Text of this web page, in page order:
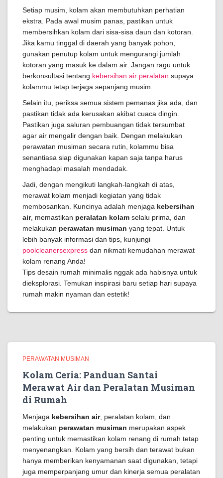
Setiap musim, kolam akan membutuhkan perhatian
ekstra. Pada awal musim panas, pastikan untuk
membersihkan kolam dari sisa-sisa daun dan kotoran.
Jika kamu tinggal di daerah yang banyak pohon,
gunakan penutup kolam untuk mengurangi jumlah
kotoran yang masuk ke dalam air. Jangan ragu untuk
berkonsultasi tentang kebersihan air peralatan supaya
kolammu tetap terjaga sepanjang musim.
Selain itu, periksa semua sistem pemanas jika ada, dan
pastikan tidak ada kerusakan akibat cuaca dingin.
Pastikan juga saluran pembuangan tidak tersumbat
agar air mengalir dengan baik. Dengan melakukan
perawatan musiman secara rutin, kolammu bisa
senantiasa siap digunakan kapan saja tanpa harus
menghadapi masalah mendadak.
Jadi, dengan mengikuti langkah-langkah di atas,
merawat kolam menjadi kegiatan yang tidak
membosankan. Kuncinya adalah menjaga kebersihan
air, memastikan peralatan kolam selalu prima, dan
melakukan perawatan musiman yang tepat. Untuk
lebih banyak informasi dan tips, kunjungi
poolcleanersexpress dan nikmati kemudahan merawat
kolam renang Anda!
Tips desain rumah minimalis nggak ada habisnya untuk
dieksplorasi. Temukan inspirasi baru setiap hari supaya
rumah makin nyaman dan estetik!
PERAWATAN MUSIMAN
Kolam Ceria: Panduan Santai
Merawat Air dan Peralatan Musiman
di Rumah
Menjaga kebersihan air, peralatan kolam, dan
melakukan perawatan musiman merupakan aspek
penting untuk memastikan kolam renang di rumah tetap
menyenangkan. Kolam yang bersih dan terawat bukan
hanya memberikan kenyamanan saat digunakan, tetapi
juga memperpanjang umur dan kinerja semua peralatan